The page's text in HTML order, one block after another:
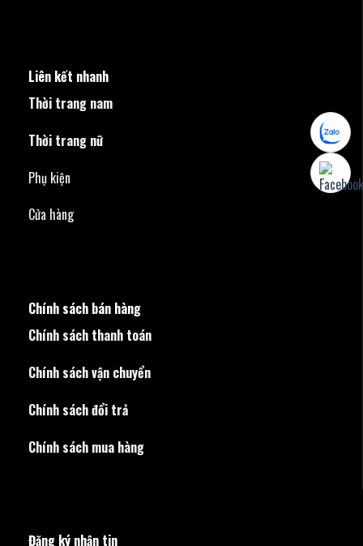
Liên kết nhanh
Thời trang nam
Thời trang nữ
Phụ kiện
Cửa hàng
Chính sách bán hàng
Chính sách thanh toán
Chính sách vận chuyển
Chính sách đổi trả
Chính sách mua hàng
Đăng ký nhận tin